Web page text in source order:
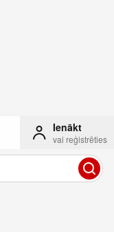
Ienākt
vai reģistrēties